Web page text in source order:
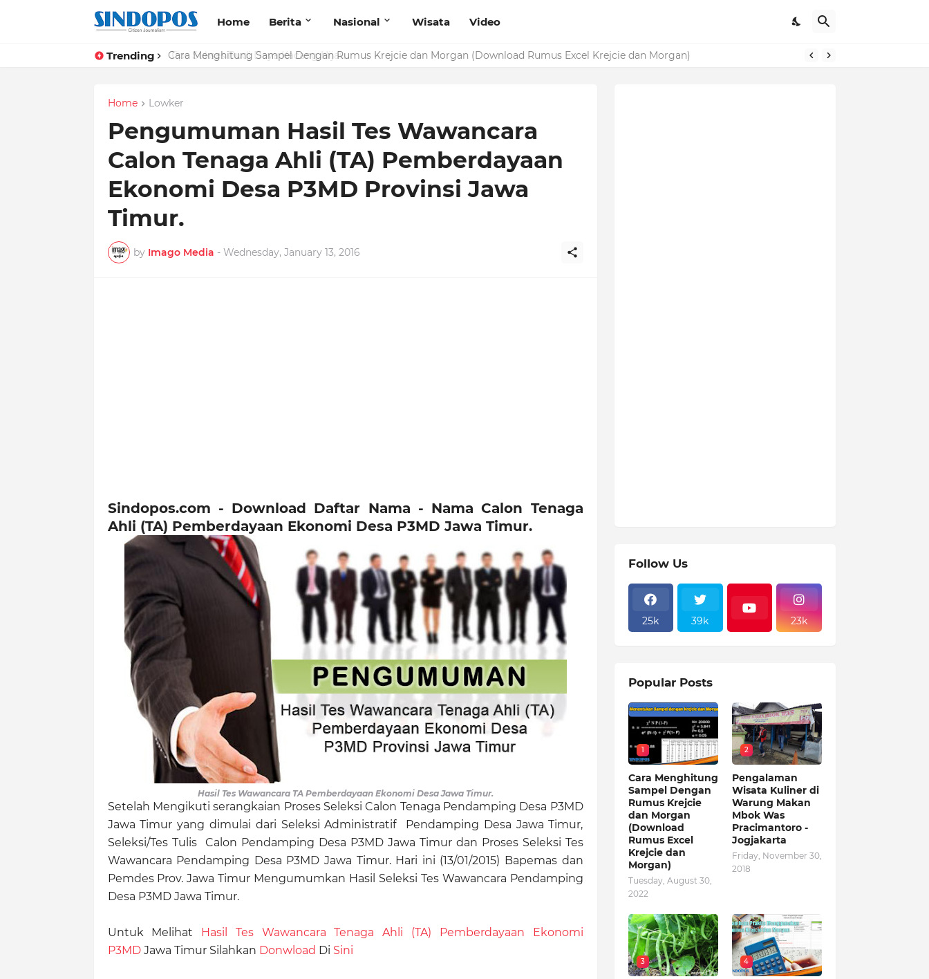
Home Berita Nasional Wisata Video
Trending Tips Sukses Budi Daya Kacang Hijau
Home Lowker
Pengumuman Hasil Tes Wawancara
Calon Tenaga Ahli (TA) Pemberdayaan
Ekonomi Desa P3MD Provinsi Jawa
Timur.
by Imago Media - Wednesday, January 13, 2016
Sindopos.com - Download Daftar Nama - Nama Calon Tenaga
Ahli (TA) Pemberdayaan Ekonomi Desa P3MD Jawa Timur.
Hasil Tes Wawancara TA Pemberdayaan Ekonomi Desa Jawa Timur.
Setelah Mengikuti serangkaian Proses Seleksi Calon Tenaga Pendamping Desa P3MD
Jawa Timur yang dimulai dari Seleksi Administratif Pendamping Desa Jawa Timur,
Seleksi/Tes Tulis Calon Pendamping Desa P3MD Jawa Timur dan Proses Seleksi Tes
Wawancara Pendamping Desa P3MD Jawa Timur. Hari ini (13/01/2015) Bapemas dan
Pemdes Prov. Jawa Timur Mengumumkan Hasil Seleksi Tes Wawancara Pendamping
Desa P3MD Jawa Timur.
Untuk Melihat
Hasil Tes Wawancara Tenaga Ahli (TA) Pemberdayaan Ekonomi
P3MDJawa Timur Silahkan Donwload Di Sini
Follow Us
25k 39k 23k
Popular Posts
1
Cara Menghitung
Sampel Dengan
Rumus Krejcie
dan Morgan
(Download
Rumus Excel
Krejcie dan
Morgan)
Tuesday, August 30,
2022
2
Pengalaman
Wisata Kuliner di
Warung Makan
Mbok Was
Pracimantoro -
Jogjakarta
Friday, November 30,
2018
3 4